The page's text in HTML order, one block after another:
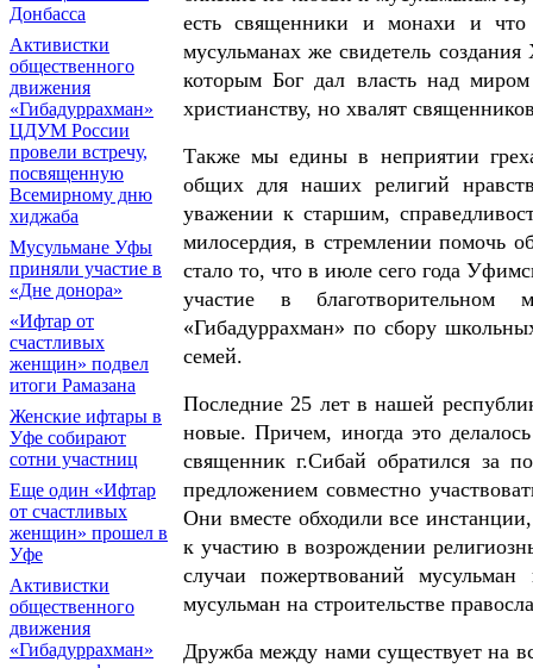
Донбасса
Активистки
общественного
движения
«Гибадуррахман»
ЦДУМ России
провели встречу,
посвященную
Всемирному дню
хиджаба
Мусульмане Уфы
приняли участие в
«Дне донора»
«Ифтар от
счастливых
женщин» подвел
итоги Рамазана
Женские ифтары в
Уфе собирают
сотни участниц
Еще один «Ифтар
от счастливых
женщин» прошел в
Уфе
Активистки
общественного
движения
«Гибадуррахман»
есть священники и монахи и
мусульманах же свидетель
которым Бог дал власть над
христианству, но хвалят
Также мы едины в неприятии
общих для наших религий
уважении к старшим,
милосердия, в стремлении помочь
стало то, что в июле сего года
участие в благотворительном
«Гибадуррахман» по сбору
семей.
Последние 25 лет в нашей
новые. Причем, иногда это
священник г.Сибай обратился за
предложением совместно
Они вместе обходили все
к участию в возрождении
случаи пожертвований
мусульман на строительстве
Дружба между нами существует на